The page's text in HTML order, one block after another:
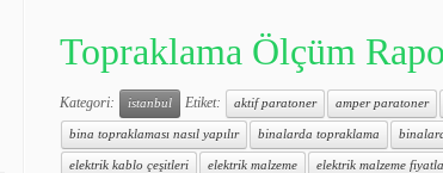
Topraklama Ölçüm
Kategori: istanbul Etiket: aktif paratoner amper paratoner
bina topraklaması nasıl yapılır binalarda topraklama
elektrik kablo çeşitleri elektrik malzeme elektrik malzeme